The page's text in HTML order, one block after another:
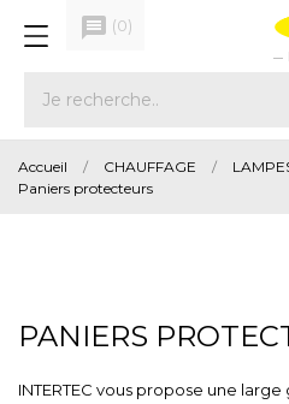
message (0)
Accueil CHAUFFAGE
Paniers protecteurs
PANIERS
INTERTEC vous propose une